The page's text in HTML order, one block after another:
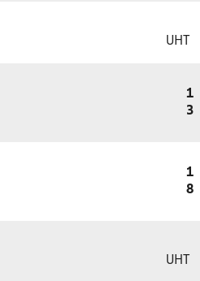
UHT
1
3
1
8
UHT